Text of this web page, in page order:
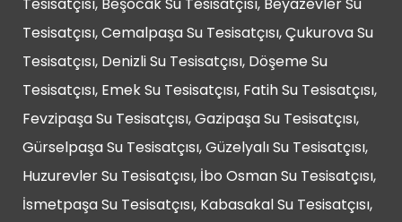
Tesisatçısı, Cemalpaşa Su Tesisatçısı, Çukurova Su
Tesisatçısı, Denizli Su Tesisatçısı, Döşeme Su
Tesisatçısı, Emek Su Tesisatçısı, Fatih Su Tesisatçısı,
Fevzipaşa Su Tesisatçısı, Gazipaşa Su Tesisatçısı,
Gürselpaşa Su Tesisatçısı, Güzelyalı Su Tesisatçısı,
Huzurevler Su Tesisatçısı, İbo Osman Su Tesisatçısı,
İsmetpaşa Su Tesisatçısı, Kabasakal Su Tesisatçısı,